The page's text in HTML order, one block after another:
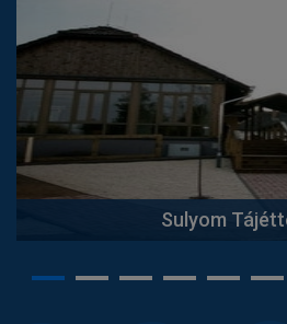
EgyélSarudit!